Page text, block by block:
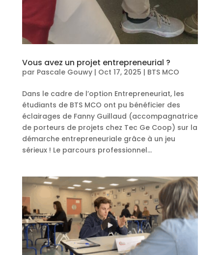
Vous avez un projet entrepreneurial ?
par Pascale Gouwy| Oct 17, 2025 | BTS MCO
Dans le cadre de l’option Entrepreneuriat, les
étudiants de BTS MCO ont pu bénéficier des
éclairages de Fanny Guillaud (accompagnatrice
de porteurs de projets chez Tec Ge Coop) sur la
démarche entrepreneuriale grâce à un jeu
sérieux ! Le parcours professionnel...